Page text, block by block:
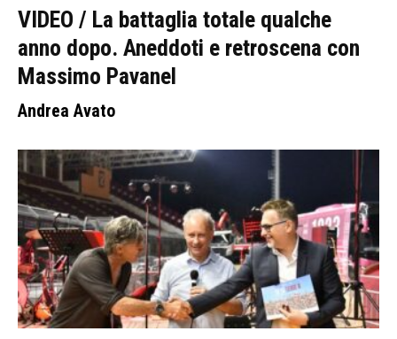
VIDEO / La battaglia totale qualche
anno dopo. Aneddoti e retroscena con
Massimo Pavanel
Andrea Avato